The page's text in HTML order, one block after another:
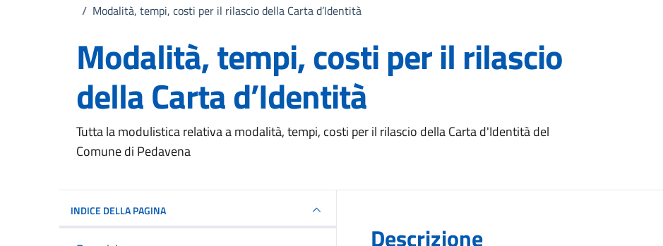
/ Modalità, tempi, costi per il rilascio della Carta d’Identità
Modalità, tempi, costi per il rilascio
della Carta d’Identità
Dettagli del documento
Tutta la modulistica relativa a modalità, tempi, costi per il rilascio della Carta d'Identità del
Comune di Pedavena
INDICE DELLA PAGINA
Descrizione